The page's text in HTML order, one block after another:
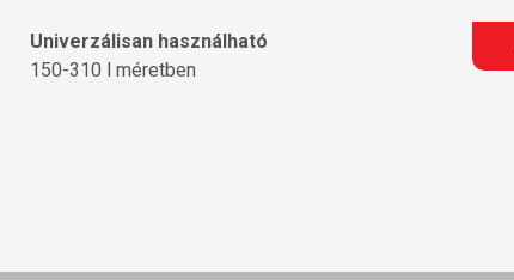
Univerzálisan használható
150-310 l méretben